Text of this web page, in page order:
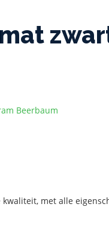
Beerbaum
met alle